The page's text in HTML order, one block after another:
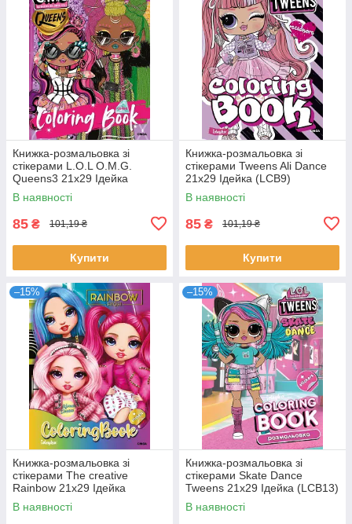
Книжка-розмальовка зі
стікерами L.O.L O.M.G.
Queens3 21x29 Ідейка
(LCB15)
В наявності
85 ₴ 101,19 ₴
Купити
Книжка-розмальовка зі
стікерами Tweens Ali Dance
21x29 Ідейка (LCB9)
В наявності
85 ₴ 101,19 ₴
Купити
–15%
Книжка-розмальовка зі
стікерами The creative
Rainbow 21x29 Ідейка
(LCB12)
В наявності
–15%
Книжка-розмальовка зі
стікерами Skate Dance
Tweens 21x29 Ідейка (LCB13)
В наявності